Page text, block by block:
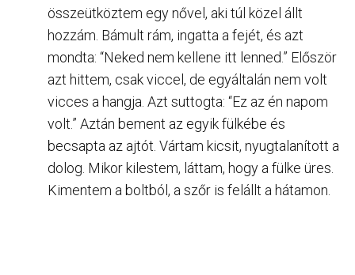
összeütköztem egy nővel, aki túl közel állt
hozzám. Bámult rám, ingatta a fejét, és azt
mondta: “Neked nem kellene itt lenned.” Először
azt hittem, csak viccel, de egyáltalán nem volt
vicces a hangja. Azt suttogta: “Ez az én napom
volt.” Aztán bement az egyik fülkébe és
becsapta az ajtót. Vártam kicsit, nyugtalanított a
dolog. Mikor kilestem, láttam, hogy a fülke üres.
Kimentem a boltból, a szőr is felállt a hátamon.